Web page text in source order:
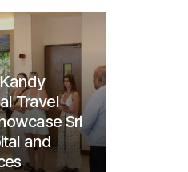
Travel
Sri
and